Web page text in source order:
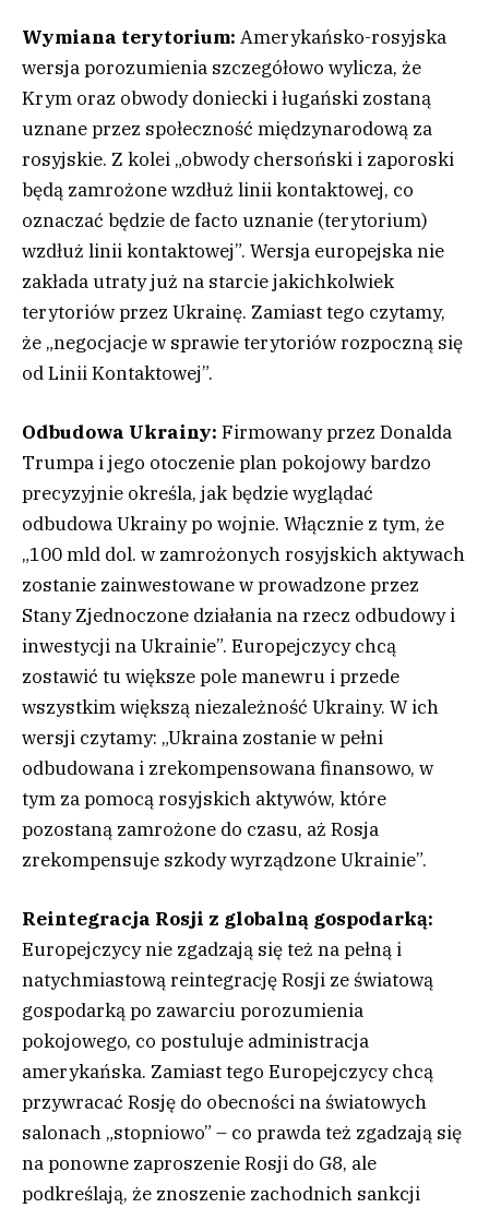
Wymiana terytorium: Amerykańsko-rosyjska
wersja porozumienia szczegółowo wylicza, że
Krym oraz obwody doniecki i ługański zostaną
uznane przez społeczność międzynarodową za
rosyjskie. Z kolei „obwody chersoński i zaporoski
będą zamrożone wzdłuż linii kontaktowej, co
oznaczać będzie de facto uznanie (terytorium)
wzdłuż linii kontaktowej”. Wersja europejska nie
zakłada utraty już na starcie jakichkolwiek
terytoriów przez Ukrainę. Zamiast tego czytamy,
że „negocjacje w sprawie terytoriów rozpoczną się
od Linii Kontaktowej”.
Odbudowa Ukrainy: Firmowany przez Donalda
Trumpa i jego otoczenie plan pokojowy bardzo
precyzyjnie określa, jak będzie wyglądać
odbudowa Ukrainy po wojnie. Włącznie z tym, że
„100 mld dol. w zamrożonych rosyjskich aktywach
zostanie zainwestowane w prowadzone przez
Stany Zjednoczone działania na rzecz odbudowy i
inwestycji na Ukrainie”. Europejczycy chcą
zostawić tu większe pole manewru i przede
wszystkim większą niezależność Ukrainy. W ich
wersji czytamy: „Ukraina zostanie w pełni
odbudowana i zrekompensowana finansowo, w
tym za pomocą rosyjskich aktywów, które
pozostaną zamrożone do czasu, aż Rosja
zrekompensuje szkody wyrządzone Ukrainie”.
Reintegracja Rosji z globalną gospodarką:
Europejczycy nie zgadzają się też na pełną i
natychmiastową reintegrację Rosji ze światową
gospodarką po zawarciu porozumienia
pokojowego, co postuluje administracja
amerykańska. Zamiast tego Europejczycy chcą
przywracać Rosję do obecności na światowych
salonach „stopniowo” – co prawda też zgadzają się
na ponowne zaproszenie Rosji do G8, ale
podkreślają, że znoszenie zachodnich sankcji